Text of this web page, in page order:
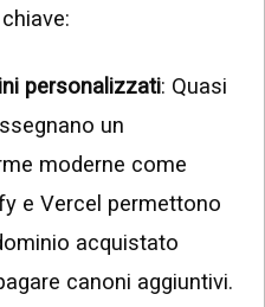
personalizzati: Quasi
un
moderne come
e Vercel permettono
acquistato
canoni aggiuntivi.